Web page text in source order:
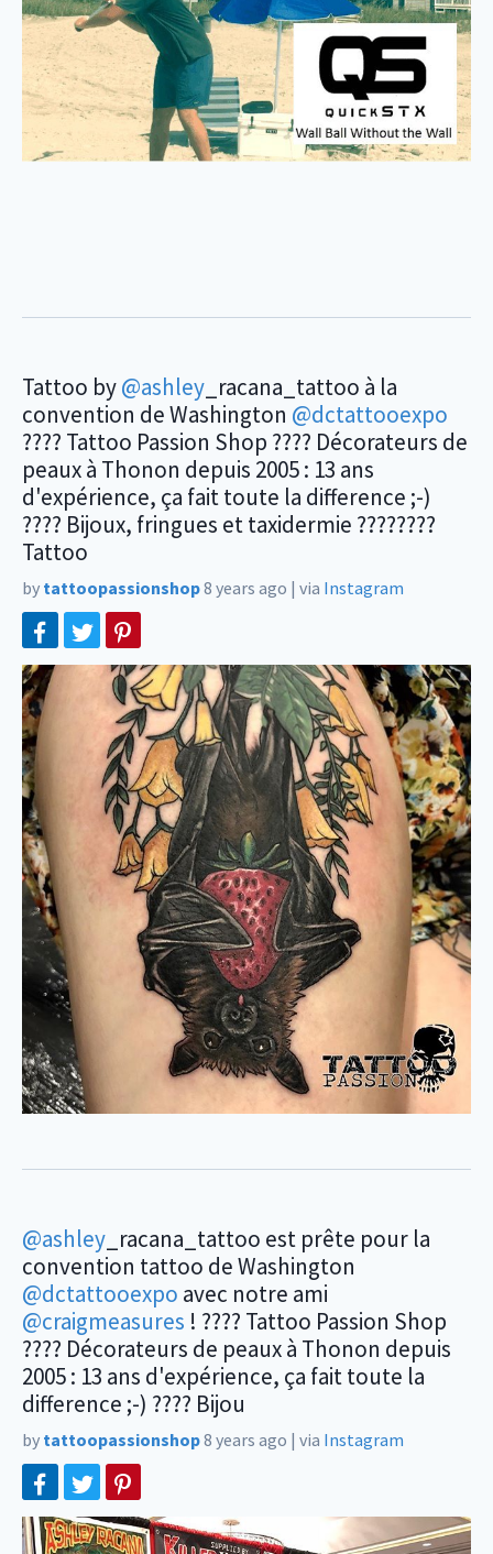
Tattoo by@ashley _racana_tattoo à la
convention de Washington @dctattooexpo
???? Tattoo Passion Shop ???? Décorateurs de
peaux à Thonon depuis 2005 : 13 ans
d'expérience, ça fait toute la difference ;-)
???? Bijoux, fringues et taxidermie ????????
Tattoo
by tattoopassionshop8 years ago | via Instagram
@ashley _racana_tattoo est prête pour la
convention tattoo de Washington
@dctattooexpo avec notre ami
@craigmeasures ! ???? Tattoo Passion Shop
???? Décorateurs de peaux à Thonon depuis
2005 : 13 ans d'expérience, ça fait toute la
difference ;-) ???? Bijou
by tattoopassionshop8 years ago | via Instagram